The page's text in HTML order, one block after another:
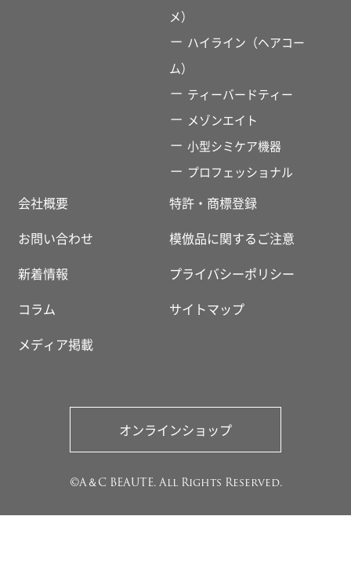
メ）
ハイライン（ヘアコー
ム）
ティーバードティー
メゾンエイト
小型シミケア機器
プロフェッショナル
会社概要
お問い合わせ
新着情報
コラム
メディア掲載
特許・商標登録
模倣品に関するご注意
プライバシーポリシー
サイトマップ
オンラインショップ
©A＆C BEAUTE. All Rights Reserved.